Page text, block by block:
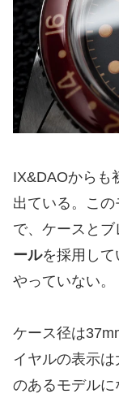
IX&DAOからも
出ている。こ
で、ケースとブ
ールを採用し
やっていない。
ケース径は
イヤルの表示
のあるモデルに